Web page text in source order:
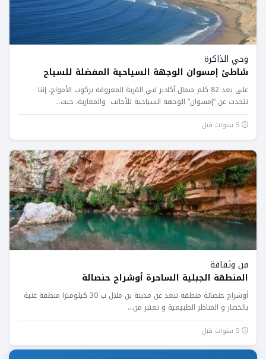
وحي الذاكرة
شاطئ إمسوان الوجهة السياحية المفضلة للسياح
على بعد 82 كلم شمال أكادير في القرية المعروفة بركوب الأمواج، إننا
نتحدث عن “إمسوان” الوجهة السياحية للأجانب والمغاربة، حيث...
فن وثقافة
المنطقة الجبلية الساحرة أوشراح حنصالة
أوشراح حنصالة منطقة تبعد عن مدينة بن ملال ب 30 كيلومترا منطقة غنية
بالخضار و المناظر الطبيعية و تعتبر من...